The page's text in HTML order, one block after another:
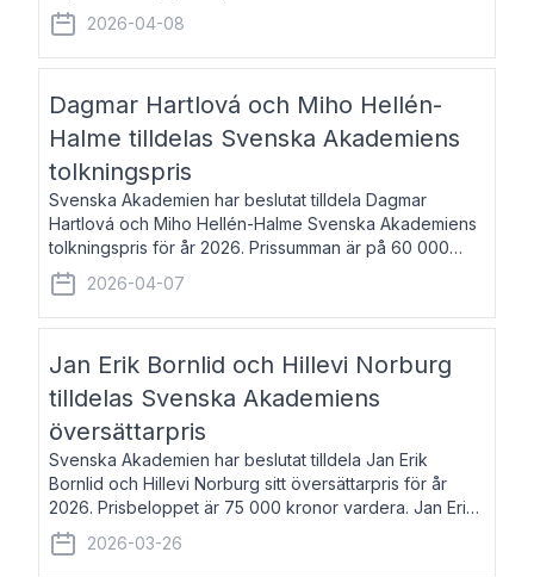
född 1978, är journalist och författare. Han lever
numera i Paris men var under många år bosat
2026-04-08
Dagmar Hartlová och Miho Hellén-
Halme tilldelas Svenska Akademiens
tolkningspris
Svenska Akademien har beslutat tilldela Dagmar
Hartlová och Miho Hellén-Halme Svenska Akademiens
tolkningspris för år 2026. Prissumman är på 60 000
kronor var. Dagmar Hartlová, född 1951, översätter
huvudsakligen från svenska till tjeckiska
2026-04-07
Jan Erik Bornlid och Hillevi Norburg
tilldelas Svenska Akademiens
översättarpris
Svenska Akademien har beslutat tilldela Jan Erik
Bornlid och Hillevi Norburg sitt översättarpris för år
2026. Prisbeloppet är 75 000 kronor vardera. Jan Erik
Bornlid, född 1947, är översättare från tyska. Han är
främst känd för sina översät
2026-03-26